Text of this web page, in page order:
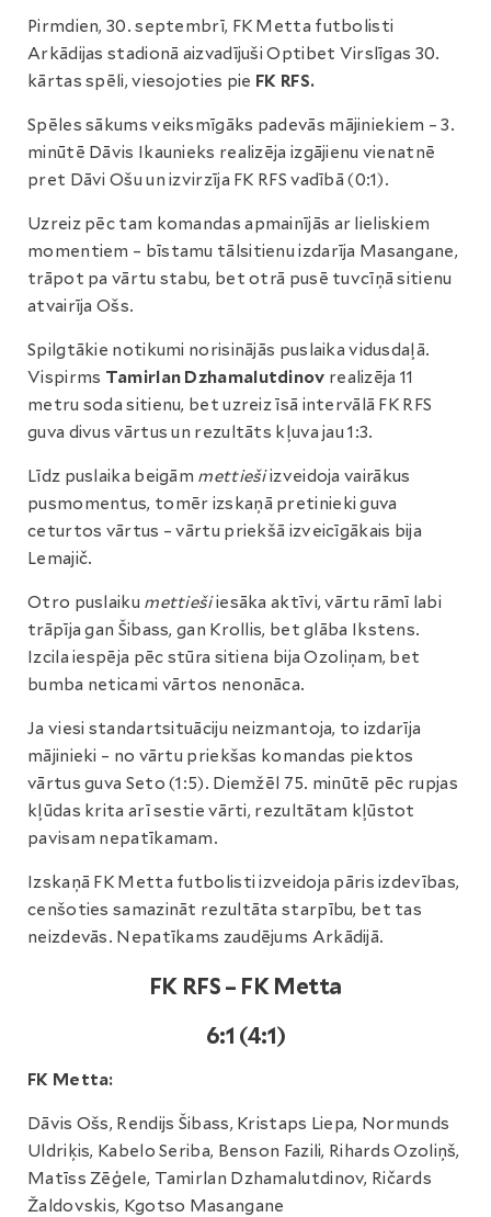
Pirmdien, 30. septembrī, FK Metta futbolisti
Arkādijas stadionā aizvadījuši Optibet Virslīgas 30.
kārtas spēli, viesojoties pie FK RFS.
Spēles sākums veiksmīgāks padevās mājiniekiem – 3.
minūtē Dāvis Ikaunieks realizēja izgājienu vienatnē
pret Dāvi Ošu un izvirzīja FK RFS vadībā (0:1).
Uzreiz pēc tam komandas apmainījās ar lieliskiem
momentiem – bīstamu tālsitienu izdarīja Masangane,
trāpot pa vārtu stabu, bet otrā pusē tuvcīņā sitienu
atvairīja Ošs.
Spilgtākie notikumi norisinājās puslaika vidusdaļā.
Vispirms Tamirlan Dzhamalutdinov realizēja 11
metru soda sitienu, bet uzreiz īsā intervālā FK RFS
guva divus vārtus un rezultāts kļuva jau 1:3.
Līdz puslaika beigām mettiešiizveidoja vairākus
pusmomentus, tomēr izskaņā pretinieki guva
ceturtos vārtus – vārtu priekšā izveicīgākais bija
Lemajič.
Otro puslaiku mettiešiiesāka aktīvi, vārtu rāmī labi
trāpīja gan Šibass, gan Krollis, bet glāba Ikstens.
Izcila iespēja pēc stūra sitiena bija Ozoliņam, bet
bumba neticami vārtos nenonāca.
Ja viesi standartsituāciju neizmantoja, to izdarīja
mājinieki – no vārtu priekšas komandas piektos
vārtus guva Seto (1:5). Diemžēl 75. minūtē pēc rupjas
kļūdas krita arī sestie vārti, rezultātam kļūstot
pavisam nepatīkamam.
Izskaņā FK Metta futbolisti izveidoja pāris izdevības,
cenšoties samazināt rezultāta starpību, bet tas
neizdevās. Nepatīkams zaudējums Arkādijā.
FK RFS – FK Metta
6:1 (4:1)
FK Metta:
Dāvis Ošs, Rendijs Šibass, Kristaps Liepa, Normunds
Uldriķis, Kabelo Seriba, Benson Fazili, Rihards Ozoliņš,
Matīss Zēģele, Tamirlan Dzhamalutdinov, Ričards
Žaldovskis, Kgotso Masangane